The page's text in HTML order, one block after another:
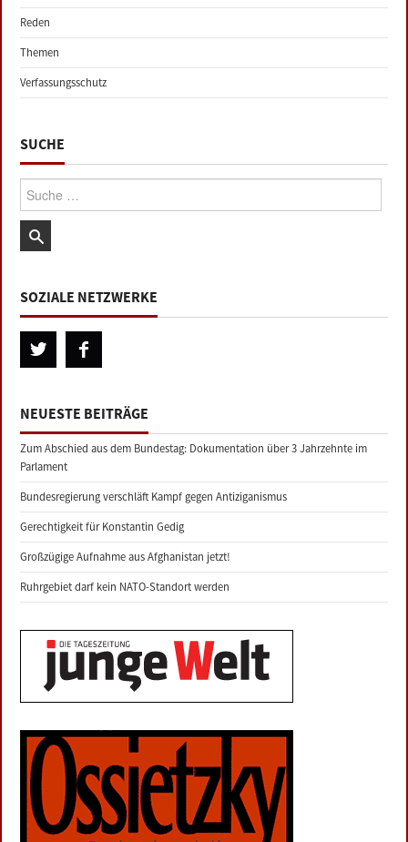
Reden
Themen
Verfassungsschutz
SUCHE
Suche:
SOZIALE NETZWERKE
NEUESTE BEITRÄGE
Zum Abschied aus dem Bundestag: Dokumentation über 3 Jahrzehnte im
Parlament
Bundesregierung verschläft Kampf gegen Antiziganismus
Gerechtigkeit für Konstantin Gedig
Großzügige Aufnahme aus Afghanistan jetzt!
Ruhrgebiet darf kein NATO-Standort werden